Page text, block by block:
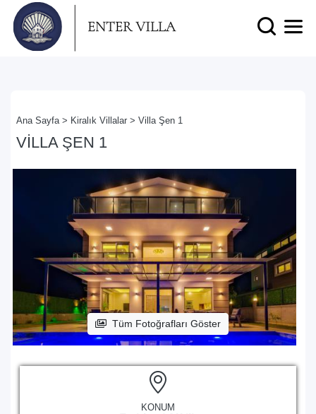
Ana Sayfa > Kiralık Villalar > Villa Şen 1
VILLA ŞEN 1
Tüm Fotoğrafları Göster
KONUM